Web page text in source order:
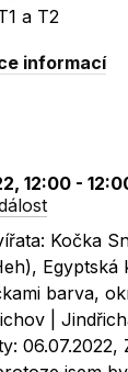
a T2
informací
12:00 -
Kočka
Egyptská
barva,
|
06.07.2022,